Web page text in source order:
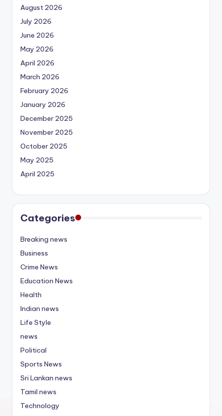
August 2026
July 2026
June 2026
May 2026
April 2026
March 2026
February 2026
January 2026
December 2025
November 2025
October 2025
May 2025
April 2025
Categories
Breaking news
Business
Crime News
Education News
Health
Indian news
Life Style
news
Political
Sports News
Sri Lankan news
Tamil news
Technology